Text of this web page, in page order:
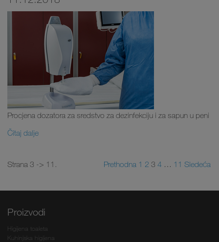
Procjena dozatora za sredstvo za dezinfekciju i za sapun u peni
Čitaj dalje
Strana 3 -> 11. Prethodna 1 2 3 4 … 11 Sledeća
Proizvodi
Higijena toaleta
Kuhinjska higijena